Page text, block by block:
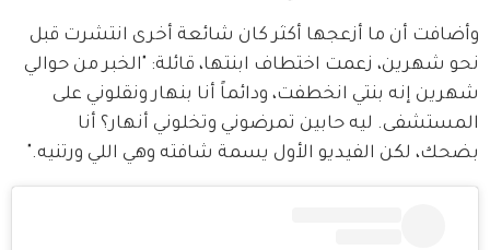
وأضافت أن ما أزعجها أكثر كان شائعة أخرى انتشرت قبل
نحو شهرين، زعمت اختطاف ابنتها، قائلة: "الخبر من حوالي
شهرين إنه بنتي انخطفت، ودائماً أنا بنهار ونقلوني على
المستشفى. ليه حابين تمرضوني وتخلوني أنهار؟ أنا
بضحك، لكن الفيديو الأول يسمة شافته وهي اللي ورتنيه."